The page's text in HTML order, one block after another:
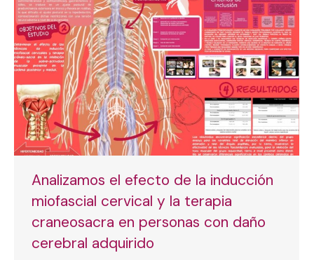
Analizamos el efecto de la inducción
miofascial cervical y la terapia
craneosacra en personas con daño
cerebral adquirido